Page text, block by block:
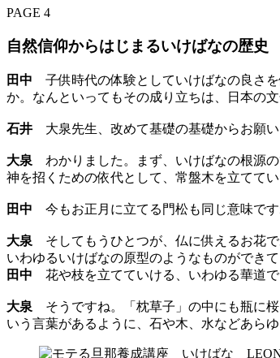
PAGE 4
自然信仰からはじまるいけばなの歴史
田中 子供時代の体験としていけばなの良さ
か。なんといってもその成り立ちは、日本の
石井 大泉先生、改めて基礎の基礎からお願い
大泉 わかりました。まず、いけばなの根源
神を招くための依代として、常盤木を立ててい
田中 今もお正月に立てる門松も同じ意味です
大泉 そしてもうひとつが、仏に供えるお花で
いわゆるいけばなの原型のようなものができて
田中 花や枝を立てていける、いわゆる華道で
大泉 そうですね。「枕草子」の中にも瓶に
いう言葉があるように、石や木、水などあら